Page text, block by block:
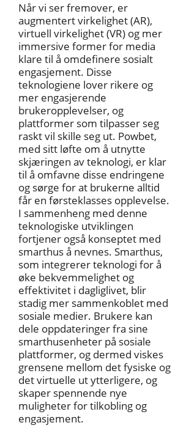
Når vi ser fremover, er
augmentert virkelighet (AR),
virtuell virkelighet (VR) og mer
immersive former for media
klare til å omdefinere sosialt
engasjement. Disse
teknologiene lover rikere og
mer engasjerende
brukeropplevelser, og
plattformer som tilpasser seg
raskt vil skille seg ut. Powbet,
med sitt løfte om å utnytte
skjæringen av teknologi, er klar
til å omfavne disse endringene
og sørge for at brukerne alltid
får en førsteklasses opplevelse.
I sammenheng med denne
teknologiske utviklingen
fortjener også konseptet med
smarthus å nevnes. Smarthus,
som integrerer teknologi for å
øke bekvemmelighet og
effektivitet i dagliglivet, blir
stadig mer sammenkoblet med
sosiale medier. Brukere kan
dele oppdateringer fra sine
smarthusenheter på sosiale
plattformer, og dermed viskes
grensene mellom det fysiske og
det virtuelle ut ytterligere, og
skaper spennende nye
muligheter for tilkobling og
engasjement.